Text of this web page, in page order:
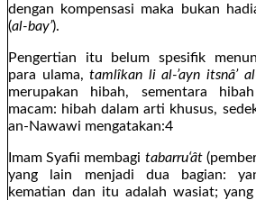
dengan kompensasi maka bukan
(al-bay’).
Pengertian itu belum spesifik
para ulama,tamlîkan li al-’ayn itsnâ’
merupakan hibah, sementara
macam: hibah dalam arti khusus,
an-Nawawi mengatakan:4
Imam Syafii membagi tabarru‘ât
yang lain menjadi dua bagian:
kematian dan itu adalah wasiat;